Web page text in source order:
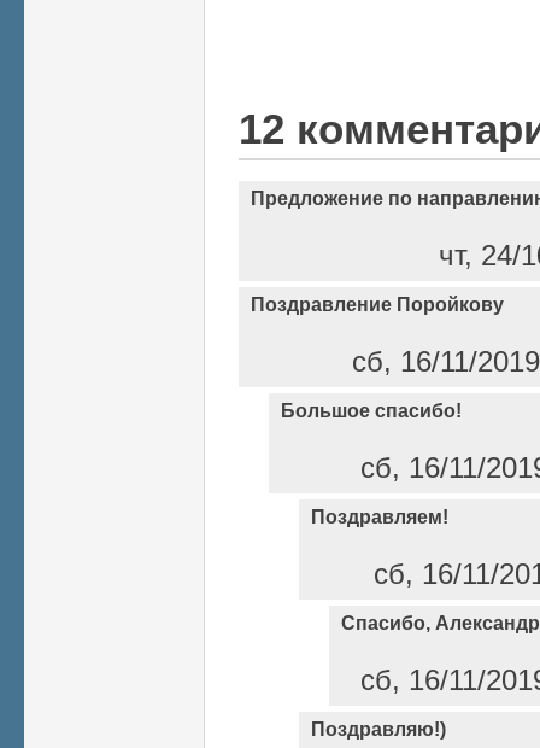
12
Предложение по
чт, 24/
Поздравление Поройкову
сб, 16/11/
Большое спасибо!
сб, 16/11/
Поздравляем!
сб, 16/11/
Спасибо,
сб, 16/11/
Поздравляю!)